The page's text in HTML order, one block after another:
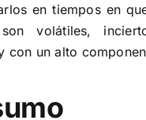
en tiempos en
volátiles,
con un alto